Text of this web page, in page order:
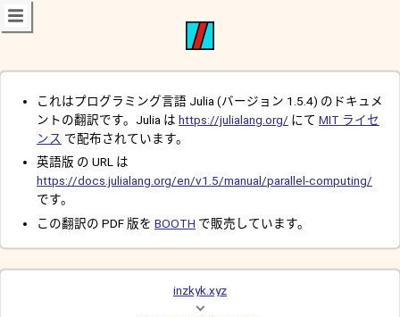
これはプログラミング言語 Julia (バージョン 1.5.4) のドキュメ
ントの翻訳です。Julia は https://julialang.org/ にて MIT ライセ
ンス で配布されています。
英語版 の URL は
https://docs.julialang.org/en/v1.5/manual/parallel-computing/
です。
この翻訳の PDF 版を BOOTH で販売しています。
inzkyk.xyz